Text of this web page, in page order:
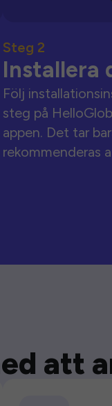
Steg 2
Installera
Följ
steg på
appen. Det tar
rekommenderas
att